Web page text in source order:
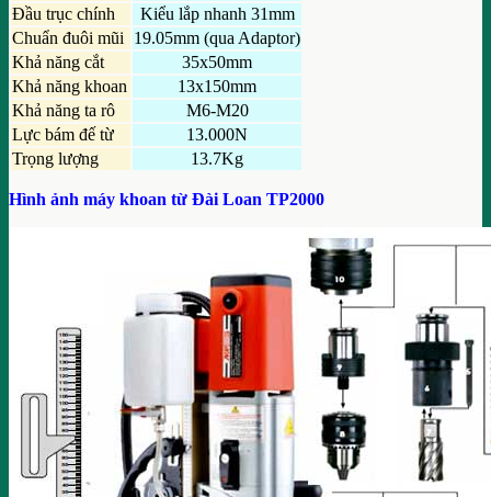
Đầu trục chính
Kiểu lắp nhanh 31mm
Chuẩn đuôi mũi
19.05mm (qua Adaptor)
Khả năng cắt
35x50mm
Khả năng khoan
13x150mm
Khả năng ta rô
M6-M20
Lực bám đế từ
13.000N
Trọng lượng
13.7Kg
Hình ảnh máy khoan từ Đài Loan TP2000